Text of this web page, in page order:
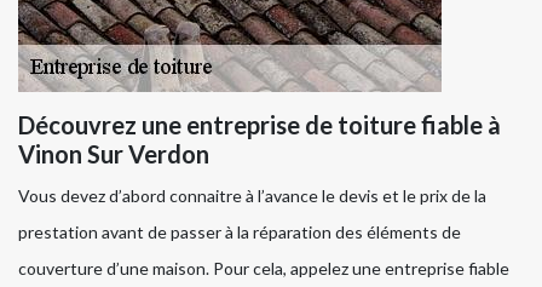
Découvrez une entreprise de toiture fiable à
Vinon Sur Verdon
Vous devez d’abord connaitre à l’avance le devis et le prix de la
prestation avant de passer à la réparation des éléments de
couverture d’une maison. Pour cela, appelez une entreprise fiable